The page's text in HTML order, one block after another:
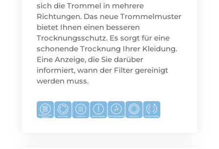
sich die Trommel in mehrere
Richtungen. Das neue Trommelmuster
bietet Ihnen einen besseren
Trocknungsschutz. Es sorgt für eine
schonende Trocknung Ihrer Kleidung.
Eine Anzeige, die Sie darüber
informiert, wann der Filter gereinigt
werden muss.